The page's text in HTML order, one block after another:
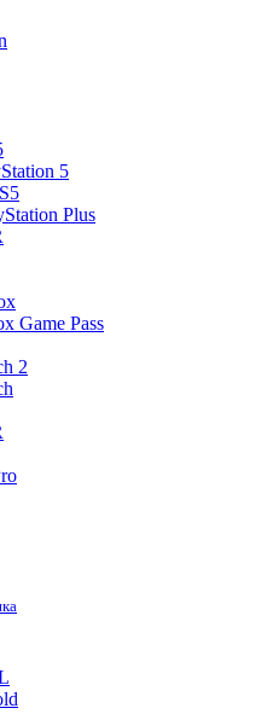
5
Plus
Game Pass
2